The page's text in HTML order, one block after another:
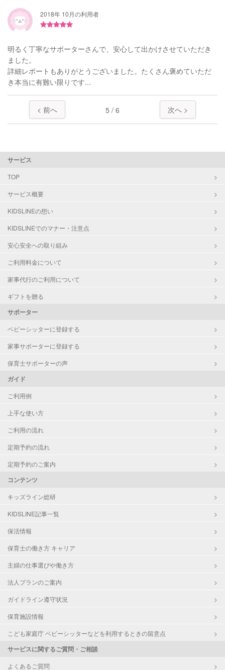
2018年 10月の利用者
明るく丁寧なサポーターさんで、安心して出かけさせていただき
ました。
詳細レポートもありがとうございました。たくさん褒めていただ
き本当に有難い限りです...
< 前へ 5 / 6 次へ >
サービス
TOP
サービス概要
KIDSLINEの想い
KIDSLINEでのマナー・注意点
安心安全への取り組み
ご利用料金について
家事代行のご利用について
ギフトを贈る
サポーター
ベビーシッターに登録する
家事サポーターに登録する
保育士サポーターの声
ガイド
ご利用例
上手な使い方
ご利用の流れ
定期予約の流れ
定期予約のご案内
コンテンツ
キッズライン総研
KIDSLINE記事一覧
保活情報
保育士の働き方 キャリア
主婦の仕事選びや働き方
法人プランのご案内
ガイドライン遵守状況
保育施設情報
こども家庭庁 ベビーシッターなどを利用するときの留意点
サービスに関するご質問・ご相談
よくあるご質問